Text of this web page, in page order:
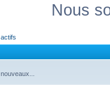
Nous